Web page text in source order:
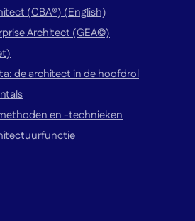
(CBA®) (English)
Architect (GEA©)
de architect in de hoofdrol
en -technieken